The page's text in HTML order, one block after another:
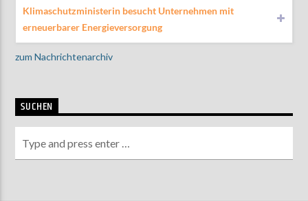
Klimaschutzministerin besucht Unternehmen mit
erneuerbarer Energieversorgung
zum Nachrichtenarchiv
SUCHEN